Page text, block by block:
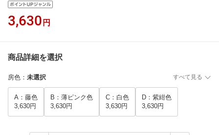
3,630 円
商品詳細を選択
房色 ： 未選択 すべて見る
A：藤色
3,630円
B：薄ピンク色
3,630円
C：白色
3,630円
D：紫紺色
3,630円